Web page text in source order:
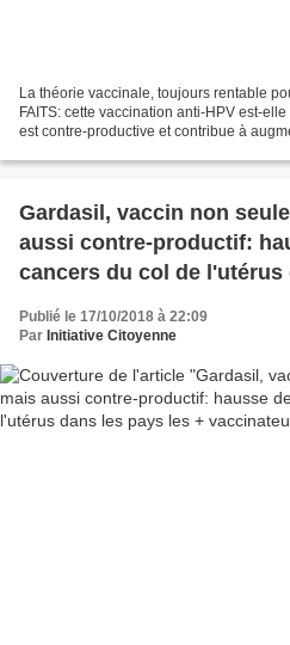
La théorie vaccinale, toujours rentable
FAITS: cette vaccination anti-HPV est-
est contre-productive et contribue à
Gardasil, vaccin non
aussi contre-productif:
cancers du col de l'utérus
vaccinateurs
Publié le 17/10/2018 à 22:09
Par Initiative Citoyenne